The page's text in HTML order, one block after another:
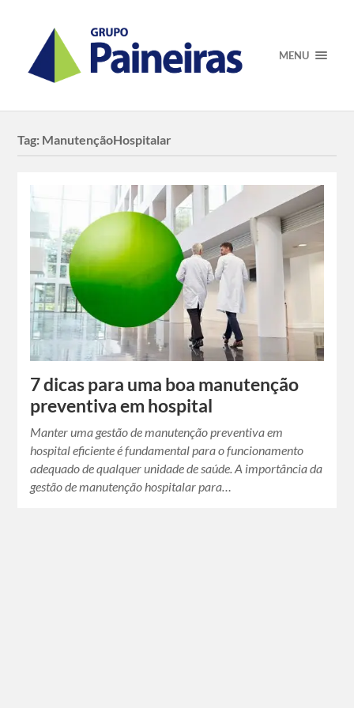
MENU
Tag: ManutençãoHospitalar
7 dicas para uma boa manutenção
preventiva em hospital
Manter uma gestão de manutenção preventiva em
hospital eficiente é fundamental para o funcionamento
adequado de qualquer unidade de saúde. A importância da
gestão de manutenção hospitalar para…